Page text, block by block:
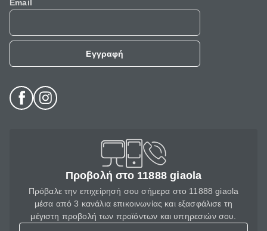
Email
Εγγραφή
Προβολή στο 11888 giaola
Πρόβαλε την επιχείρησή σου σήμερα στο 11888 giaola
μέσα από 3 κανάλια επικοινωνίας και εξασφάλισε τη
μέγιστη προβολή των προϊόντων και υπηρεσιών σου.